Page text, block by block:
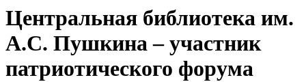
Центральная библиотека им.
А.С. Пушкина – участник
патриотического форума